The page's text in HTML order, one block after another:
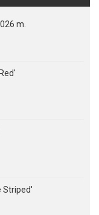
m.
Striped'